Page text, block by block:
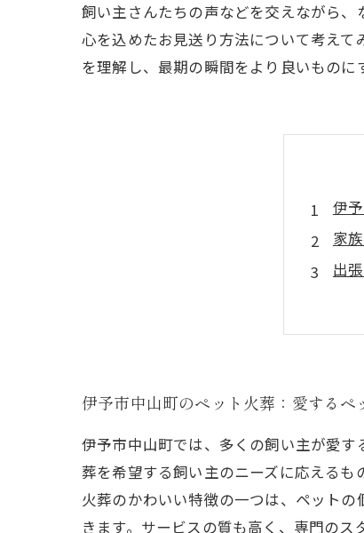
飼い主さんたちの声などを交えながら、
心を込めたお見送り方法について考え
を理解し、最期の瞬間をより良いものに
伊
家
出
飼
最
あ
伊予市中山町のペット火葬：愛する
伊予市中山町では、多くの飼い主が愛
葬を希望する飼い主のニーズに応える
火葬のかわいい特徴の一つは、ペット
きます。サービスの質も高く、専門の